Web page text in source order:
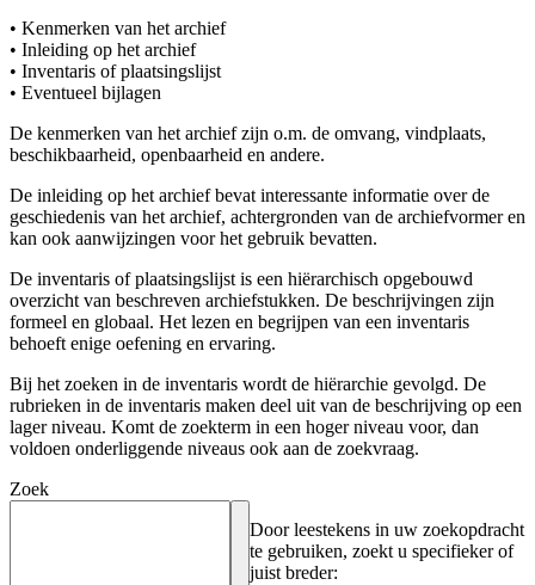
• Kenmerken van het archief
• Inleiding op het archief
• Inventaris of plaatsingslijst
• Eventueel bijlagen
De kenmerken van het archief zijn o.m. de omvang, vindplaats,
beschikbaarheid, openbaarheid en andere.
De inleiding op het archief bevat interessante informatie over de
geschiedenis van het archief, achtergronden van de archiefvormer en
kan ook aanwijzingen voor het gebruik bevatten.
De inventaris of plaatsingslijst is een hiërarchisch opgebouwd
overzicht van beschreven archiefstukken. De beschrijvingen zijn
formeel en globaal. Het lezen en begrijpen van een inventaris
behoeft enige oefening en ervaring.
Bij het zoeken in de inventaris wordt de hiërarchie gevolgd. De
rubrieken in de inventaris maken deel uit van de beschrijving op een
lager niveau. Komt de zoekterm in een hoger niveau voor, dan
voldoen onderliggende niveaus ook aan de zoekvraag.
Zoek
Door leestekens in uw zoekopdracht
te gebruiken, zoekt u specifieker of
juist breder: